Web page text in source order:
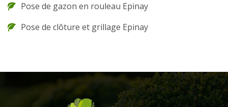
Pose de gazon en rouleau Epinay
Pose de clôture et grillage Epinay